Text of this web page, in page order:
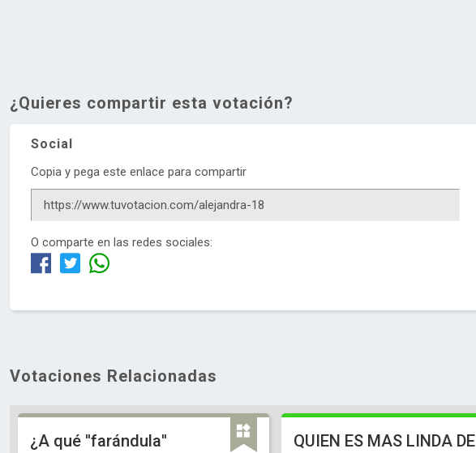
¿Quieres compartir esta votación?
Social
Copia y pega este enlace para compartir
O comparte en las redes sociales:
Votaciones Relacionadas
¿A qué ''farándula''
QUIEN ES MAS LINDA DE